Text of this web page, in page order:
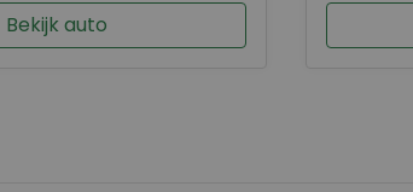
Bekijk auto